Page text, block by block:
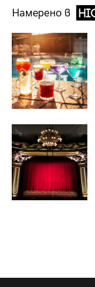
Намерено в